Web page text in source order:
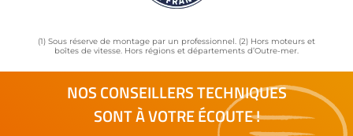
(1) Sous réserve de montage par un professionnel. (2) Hors moteurs et
boîtes de vitesse. Hors régions et départements d’Outre-mer.
NOS CONSEILLERS TECHNIQUES
SONT À VOTRE ÉCOUTE !